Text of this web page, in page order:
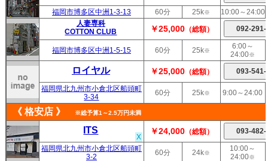
福岡市博多区中洲1-3-13
60分 25k※
10:00～24:00
人妻専科
COTTON CLUB
￥25,000 （総額）
福岡市博多区中洲1-5-15 60分 25k※
6:00～
24:00※
ロイヤル ￥25,000 （総額）
福岡県北九州市小倉北区船頭町
3-34
60分 25k※ 9:00～24:00
《 格安店 》 ※総予算1～2.5万円未満
ITS
X
￥24,000 （総額）
福岡県北九州市小倉北区船頭町
3-2
60分 24k※
10:00～
24:00※